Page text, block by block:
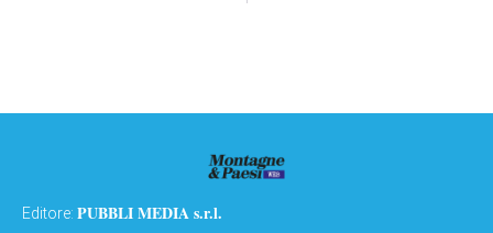
Editore: PUBBLI MEDIA s.r.l.